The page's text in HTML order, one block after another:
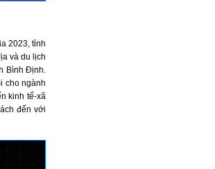
2023, tỉnh
và du lịch
Bình Định.
cho ngành
kinh tế-xã
đến với